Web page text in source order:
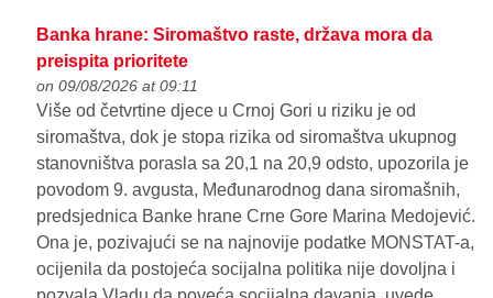
Banka hrane: Siromaštvo raste, država mora da
preispita prioritete
on 09/08/2026 at 09:11
Više od četvrtine djece u Crnoj Gori u riziku je od
siromaštva, dok je stopa rizika od siromaštva ukupnog
stanovništva porasla sa 20,1 na 20,9 odsto, upozorila je
povodom 9. avgusta, Međunarodnog dana siromašnih,
predsjednica Banke hrane Crne Gore Marina Medojević.
Ona je, pozivajući se na najnovije podatke MONSTAT-a,
ocijenila da postojeća socijalna politika nije dovoljna i